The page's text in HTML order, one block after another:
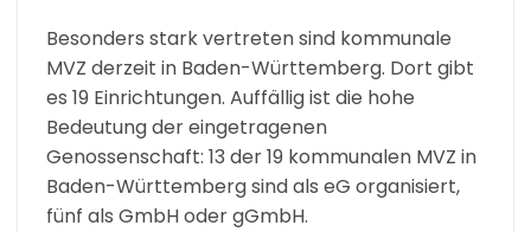
Besonders stark vertreten sind kommunale
MVZ derzeit in Baden-Württemberg. Dort gibt
es 19 Einrichtungen. Auffällig ist die hohe
Bedeutung der eingetragenen
Genossenschaft: 13 der 19 kommunalen MVZ in
Baden-Württemberg sind als eG organisiert,
fünf als GmbH oder gGmbH.